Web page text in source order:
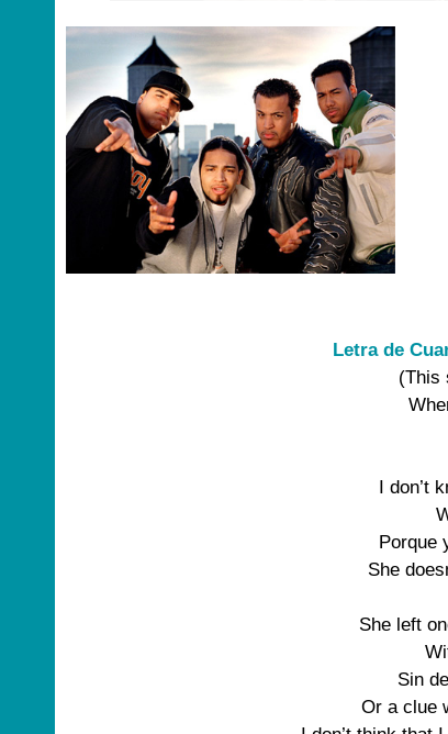
Letra de
(This
I don’t
Porque
She
She left
Sin
Or a clue